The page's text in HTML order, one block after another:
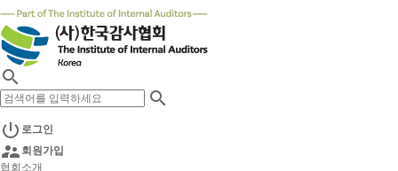


 로그인
 회원가입
협회소개